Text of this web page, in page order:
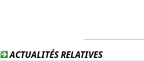
ACTUALITÉS RELATIVES